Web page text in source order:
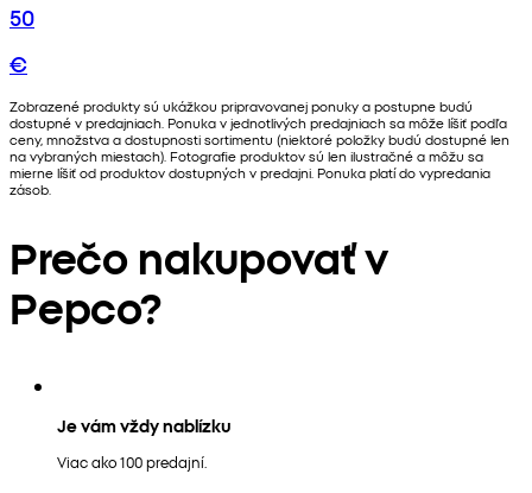
50
€
Zobrazené produkty sú ukážkou pripravovanej ponuky a postupne budú
dostupné v predajniach. Ponuka v jednotlivých predajniach sa môže líšiť podľa
ceny, množstva a dostupnosti sortimentu (niektoré položky budú dostupné len
na vybraných miestach). Fotografie produktov sú len ilustračné a môžu sa
mierne líšiť od produktov dostupných v predajni. Ponuka platí do vypredania
zásob.
Prečo nakupovať v
Pepco?
Je vám vždy nablízku
Viac ako 100 predajní.